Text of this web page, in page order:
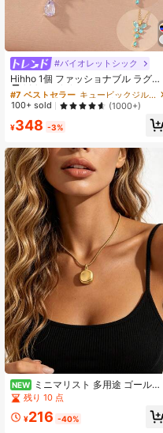
#バイオレットシック
Hihho 1個 ファッショナブル ラグジ
ュアリー パープル キュービックジル
コニア 蝶デザイン ペンダントネック
レス 女性用 , デコレーション ギフト
#7 ベストセラー
高リピート率
#7 ベストセラー
高リピート率
#7 ベストセラー
高リピート率
#7 ベストセラー
キュービックジルコニア 女性のペンダントネックレス
高リピート率
100+ sold (1000+)
¥348 -3%
NEW
ミニマリスト 多用途 ゴールド
スネークチェーン スクエアペンダン
トネックレス レディース、洗練され
た磨き上げられた丸みを帯びたスク
残り 10 点
¥216 -40%